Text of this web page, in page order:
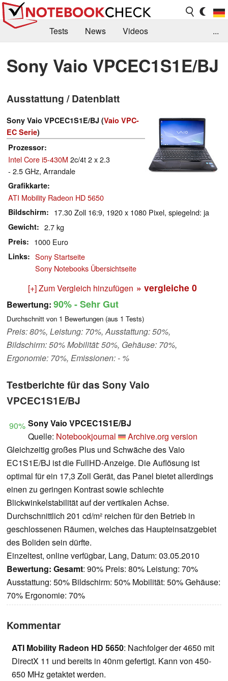
Tests News
Videos
Kaufberatung
Deals Suche
Jobs
Forum
...
Sony Vaio VPCEC1S1E/BJ
Ausstattung / Datenblatt
Sony Vaio VPCEC1S1E/BJ (Vaio VPC-
EC Serie)
Prozessor
Intel Core i5-430M 2c/4t 2 x 2.3
- 2.5 GHz, Arrandale
Grafikkarte
ATI Mobility Radeon HD 5650
Bildschirm 17.30 Zoll 16:9, 1920 x 1080 Pixel, spiegelnd: ja
Gewicht 2.7 kg
Preis 1000 Euro
Links
Sony Startseite
Sony Notebooks Übersichtseite
[+] Zum Vergleich hinzufügen » vergleiche 0
Bewertung: 90%- Sehr Gut
Durchschnitt von 1 Bewertungen (aus 1 Tests)
Preis: 80%, Leistung: 70%, Ausstattung: 50%,
Bildschirm: 50% Mobilität: 50%, Gehäuse: 70%,
Ergonomie: 70%, Emissionen: - %
Testberichte für das Sony Vaio
VPCEC1S1E/BJ
90% Sony Vaio VPCEC1S1E/BJ
Quelle: Notebookjournal
Archive.org version
Gleichzeitig großes Plus und Schwäche des Vaio
EC1S1E/BJ ist die FullHD-Anzeige. Die Auflösung ist
optimal für ein 17,3 Zoll Gerät, das Panel bietet allerdings
einen zu geringen Kontrast sowie schlechte
Blickwinkelstabilität auf der vertikalen Achse.
Durchschnittlich 201 cd/m² reichen für den Betrieb in
geschlossenen Räumen, welches das Haupteinsatzgebiet
des Boliden sein dürfte.
Einzeltest, online verfügbar, Lang, Datum: 03.05.2010
Bewertung: Gesamt: 90% Preis: 80% Leistung: 70%
Ausstattung: 50% Bildschirm: 50% Mobilität: 50% Gehäuse:
70% Ergonomie: 70%
Kommentar
ATI Mobility Radeon HD 5650: Nachfolger der 4650 mit
DirectX 11 und bereits in 40nm gefertigt. Kann von 450-
650 MHz getaktet werden.